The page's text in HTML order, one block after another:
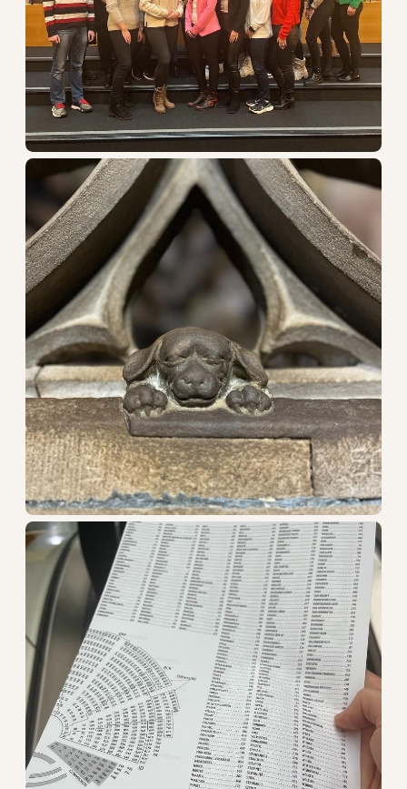
STŘEDNÍ ŠKOLA
VYŠŠÍ ODBORNÁ ŠKOLA
DALŠÍ VZDĚLÁVÁNÍ
O škole
Dokumenty
Kontakty